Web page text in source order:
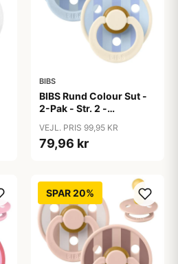
BIBS
BIBS Rund Colour Sut -
2-Pak - Str. 2 -
Studio - Baby Blue/Dusty
Blue Mix
VEJL. PRIS 99,95 KR
79,96 kr
SPAR 20%